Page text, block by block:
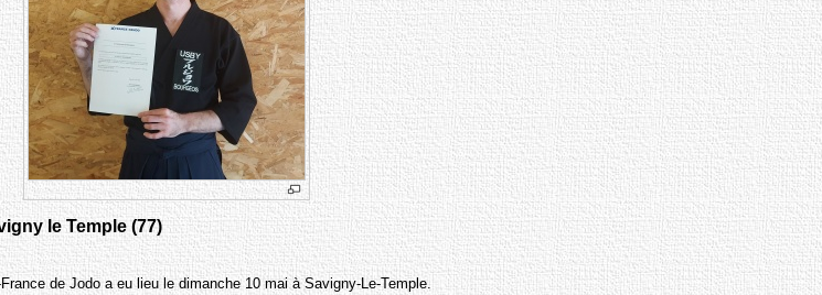
le Temple (77)
de Jodo a eu lieu le dimanche 10 mai à Savigny-Le-Temple.